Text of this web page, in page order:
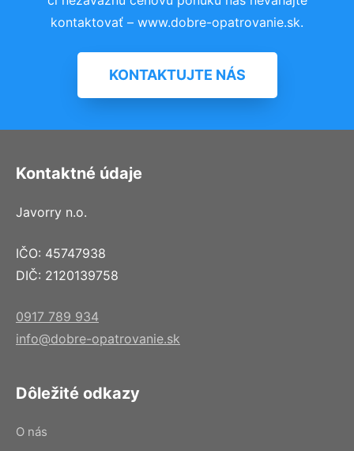
kontaktovať – www.dobre-opatrovanie.sk.
KONTAKTUJTE NÁS
Kontaktné údaje
Javorry n.o.
IČO: 45747938
DIČ: 2120139758
0917 789 934
info@dobre-opatrovanie.sk
Dôležité odkazy
O nás